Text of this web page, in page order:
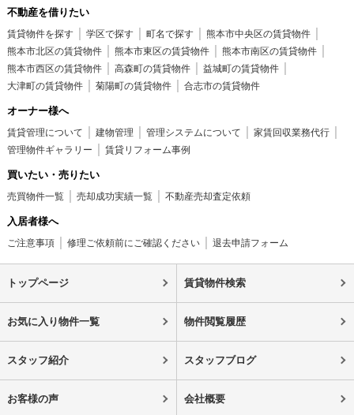
不動産を借りたい
賃貸物件を探す 学区で探す 町名で探す
熊本市中央区の賃貸物件
熊本市北区の賃貸物件
熊本市東区の賃貸物件
熊本市南区の賃貸物件
熊本市西区の賃貸物件
高森町の賃貸物件
益城町の賃貸物件
大津町の賃貸物件
菊陽町の賃貸物件 合志市の賃貸物件
オーナー様へ
賃貸管理について 建物管理 管理システムについて
家賃回収業務代行
管理物件ギャラリー
賃貸リフォーム事例
買いたい・売りたい
売買物件一覧 売却成功実績一覧 不動産売却査定依頼
入居者様へ
ご注意事項 修理ご依頼前にご確認ください 退去申請フォーム
トップページ 賃貸物件検索
お気に入り物件一覧 物件閲覧履歴
スタッフ紹介 スタッフブログ
お客様の声 会社概要